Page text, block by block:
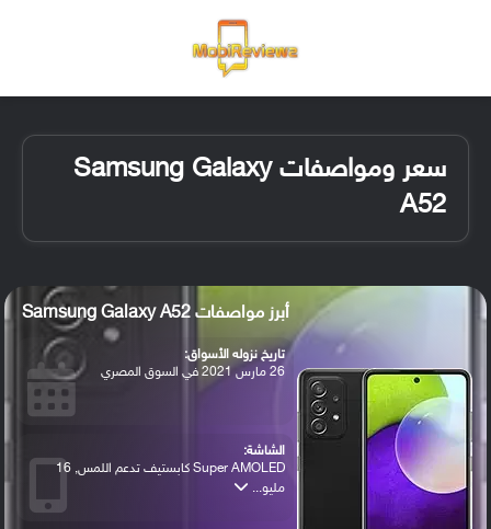
سعر ومواصفات Samsung Galaxy
A52
أبرز مواصفات Samsung Galaxy A52
تاريخ نزوله الأسواق:
26 مارس 2021 في السوق المصري
الشاشة:
Super AMOLED كابستيف تدعم اللمس, 16
مليو...